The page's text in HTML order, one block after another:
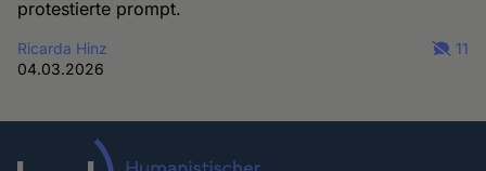
protestierte prompt.
Ricarda Hinz
04.03.2026
11